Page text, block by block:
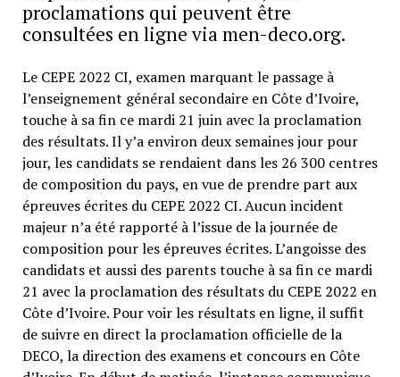
proclamations qui peuvent être
consultées en ligne via men-deco.org.
Le CEPE 2022 CI, examen marquant le passage à
l’enseignement général secondaire en Côte d’Ivoire,
touche à sa fin ce mardi 21 juin avec la proclamation
des résultats. Il y’a environ deux semaines jour pour
jour, les candidats se rendaient dans les 26 300 centres
de composition du pays, en vue de prendre part aux
épreuves écrites du CEPE 2022 CI. Aucun incident
majeur n’a été rapporté à l’issue de la journée de
composition pour les épreuves écrites. L’angoisse des
candidats et aussi des parents touche à sa fin ce mardi
21 avec la proclamation des résultats du CEPE 2022 en
Côte d’Ivoire. Pour voir les résultats en ligne, il suffit
de suivre en direct la proclamation officielle de la
DECO, la direction des examens et concours en Côte